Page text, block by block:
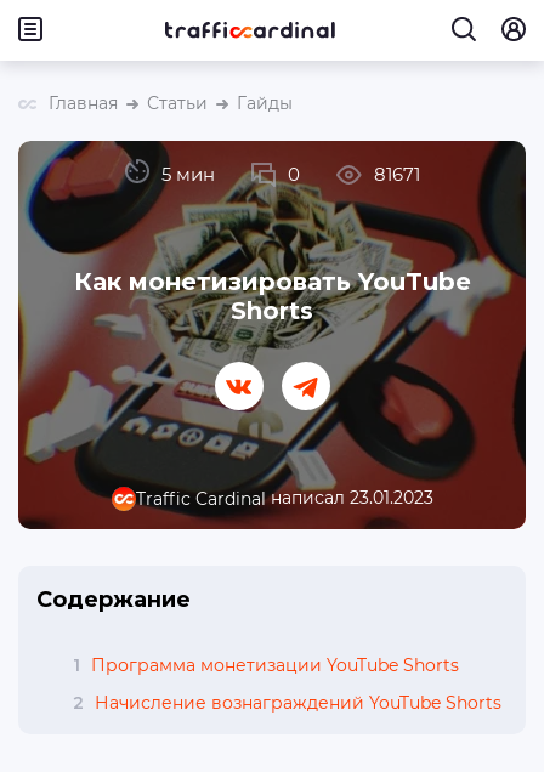
Главная Статьи Гайды
Traffic Cardinalнаписал 23.01.2023
Как монетизировать YouTube
Shorts
5 мин 0 81671
Содержание
1
Программа монетизации YouTube Shorts
2
Начисление вознаграждений YouTube Shorts